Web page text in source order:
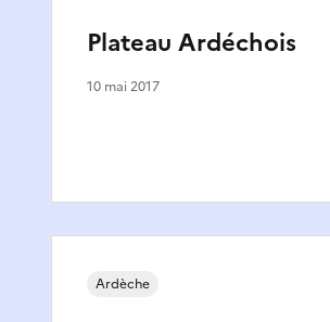
Plateau Ardéchois
10 mai 2017
Ardèche